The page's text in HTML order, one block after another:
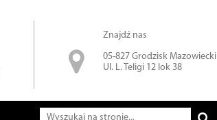
Znajdź nas
05-827 Grodzisk Mazowiecki
Ul. L. Teligi 12 lok 38